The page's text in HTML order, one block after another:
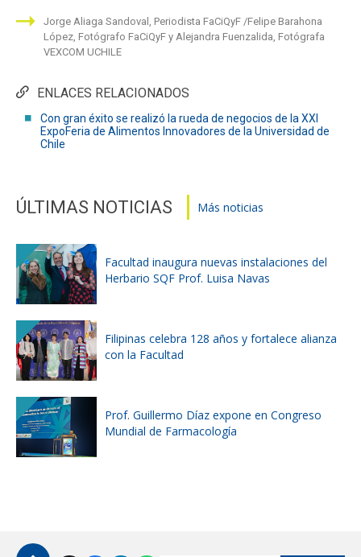
ENLACES RELACIONADOS
Con gran éxito se realizó la rueda de negocios de la XXI
ExpoFeria de Alimentos Innovadores de la Universidad de
Chile
Jorge Aliaga Sandoval, Periodista FaCiQyF Felipe Barahona
López, Fotógrafo FaCiQyF y Alejandra Fuenzalida, Fotógrafa
VEXCOM UCHILE
ÚLTIMAS NOTICIAS Más noticias
Facultad inaugura nuevas instalaciones del
Herbario SQF Prof. Luisa Navas
Filipinas celebra 128 años y fortalece alianza
con la Facultad
Prof. Guillermo Díaz expone en Congreso
Mundial de Farmacología